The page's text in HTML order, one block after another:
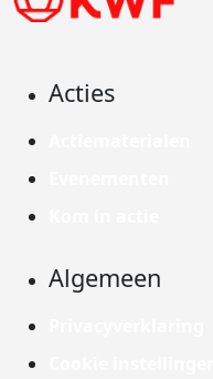
Acties
Algemeen